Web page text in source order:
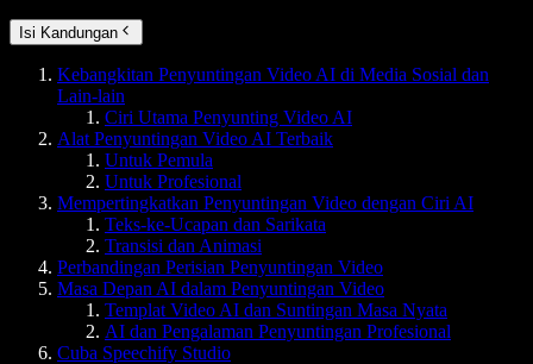
Isi Kandungan
Kebangkitan Penyuntingan Video AI di Media Sosial dan
Lain-lain
Ciri Utama Penyunting Video AI
Alat Penyuntingan Video AI Terbaik
Untuk Pemula
Untuk Profesional
Mempertingkatkan Penyuntingan Video dengan Ciri AI
Teks-ke-Ucapan dan Sarikata
Transisi dan Animasi
Perbandingan Perisian Penyuntingan Video
Masa Depan AI dalam Penyuntingan Video
Templat Video AI dan Suntingan Masa Nyata
AI dan Pengalaman Penyuntingan Profesional
Cuba Speechify Studio